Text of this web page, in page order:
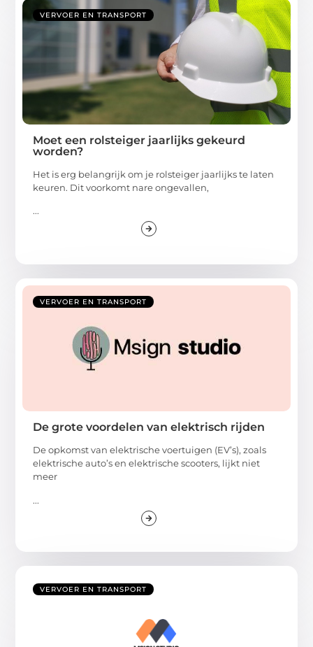
VERVOER EN TRANSPORT
Moet een rolsteiger jaarlijks gekeurd
worden?
Het is erg belangrijk om je rolsteiger jaarlijks te laten
keuren. Dit voorkomt nare ongevallen,
...
VERVOER EN TRANSPORT
De grote voordelen van elektrisch rijden
De opkomst van elektrische voertuigen (EV’s), zoals
elektrische auto’s en elektrische scooters, lijkt niet
meer
...
VERVOER EN TRANSPORT